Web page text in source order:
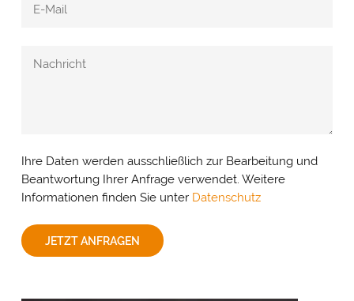
Ihre Daten werden ausschließlich zur Bearbeitung und
Beantwortung Ihrer Anfrage verwendet. Weitere
Informationen finden Sie unter Datenschutz
JETZT ANFRAGEN